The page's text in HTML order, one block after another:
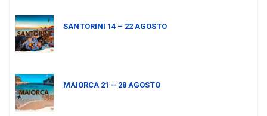
SANTORINI 14 – 22 AGOSTO
MAIORCA 21 – 28 AGOSTO